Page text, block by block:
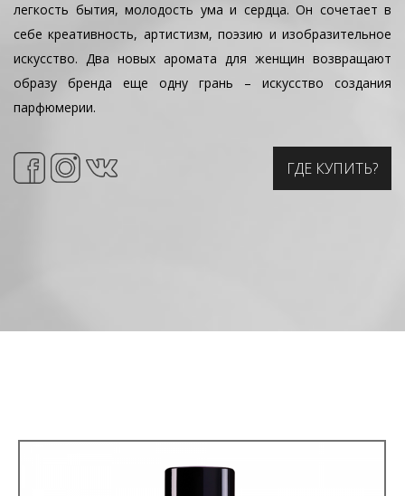
легкость бытия, молодость ума и сердца. Он сочетает в
себе креативность, артистизм, поэзию и изобразительное
искусство. Два новых аромата для женщин возвращают
образу бренда еще одну грань – искусство создания
парфюмерии.
ГДЕ КУПИТЬ?